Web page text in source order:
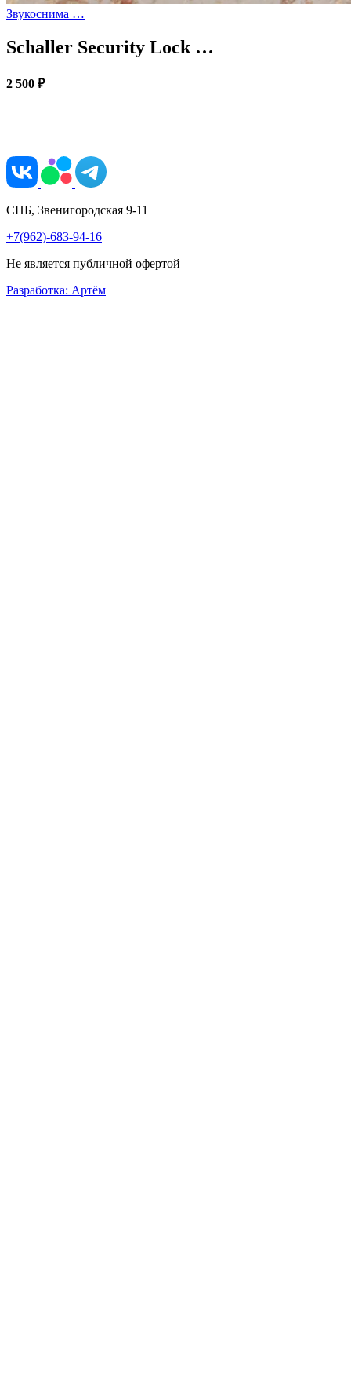
Звукоснима …
Schaller Security Lock …
2 500 ₽
СПБ, Звенигородская 9-11
+7(962)-683-94-16
Не является публичной офертой
Разработка: Артём